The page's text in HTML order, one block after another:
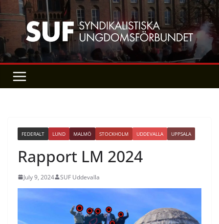
Skip
to
content
FEDERALT LUND MALMÖ STOCKHOLM UDDEVALLA UPPSALA
Rapport LM 2024
July 9, 2024 SUF Uddevalla